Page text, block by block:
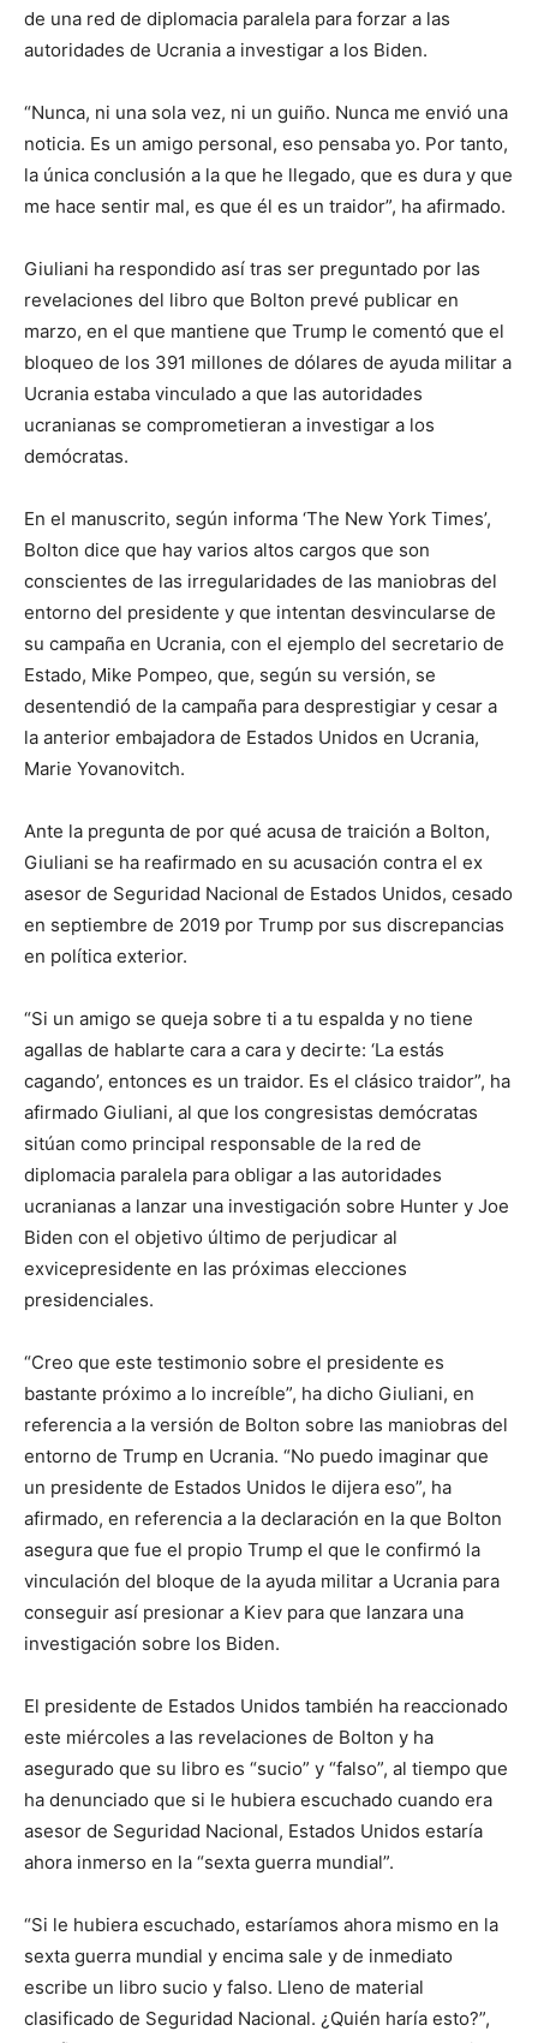
de una red de diplomacia paralela para forzar a las
autoridades de Ucrania a investigar a los Biden.
“Nunca, ni una sola vez, ni un guiño. Nunca me envió una
noticia. Es un amigo personal, eso pensaba yo. Por tanto,
la única conclusión a la que he llegado, que es dura y que
me hace sentir mal, es que él es un traidor”, ha afirmado.
Giuliani ha respondido así tras ser preguntado por las
revelaciones del libro que Bolton prevé publicar en
marzo, en el que mantiene que Trump le comentó que el
bloqueo de los 391 millones de dólares de ayuda militar a
Ucrania estaba vinculado a que las autoridades
ucranianas se comprometieran a investigar a los
demócratas.
En el manuscrito, según informa ‘The New York Times’,
Bolton dice que hay varios altos cargos que son
conscientes de las irregularidades de las maniobras del
entorno del presidente y que intentan desvincularse de
su campaña en Ucrania, con el ejemplo del secretario de
Estado, Mike Pompeo, que, según su versión, se
desentendió de la campaña para desprestigiar y cesar a
la anterior embajadora de Estados Unidos en Ucrania,
Marie Yovanovitch.
Ante la pregunta de por qué acusa de traición a Bolton,
Giuliani se ha reafirmado en su acusación contra el ex
asesor de Seguridad Nacional de Estados Unidos, cesado
en septiembre de 2019 por Trump por sus discrepancias
en política exterior.
“Si un amigo se queja sobre ti a tu espalda y no tiene
agallas de hablarte cara a cara y decirte: ‘La estás
cagando’, entonces es un traidor. Es el clásico traidor”, ha
afirmado Giuliani, al que los congresistas demócratas
sitúan como principal responsable de la red de
diplomacia paralela para obligar a las autoridades
ucranianas a lanzar una investigación sobre Hunter y Joe
Biden con el objetivo último de perjudicar al
exvicepresidente en las próximas elecciones
presidenciales.
“Creo que este testimonio sobre el presidente es
bastante próximo a lo increíble”, ha dicho Giuliani, en
referencia a la versión de Bolton sobre las maniobras del
entorno de Trump en Ucrania. “No puedo imaginar que
un presidente de Estados Unidos le dijera eso”, ha
afirmado, en referencia a la declaración en la que Bolton
asegura que fue el propio Trump el que le confirmó la
vinculación del bloque de la ayuda militar a Ucrania para
conseguir así presionar a Kiev para que lanzara una
investigación sobre los Biden.
El presidente de Estados Unidos también ha reaccionado
este miércoles a las revelaciones de Bolton y ha
asegurado que su libro es “sucio” y “falso”, al tiempo que
ha denunciado que si le hubiera escuchado cuando era
asesor de Seguridad Nacional, Estados Unidos estaría
ahora inmerso en la “sexta guerra mundial”.
“Si le hubiera escuchado, estaríamos ahora mismo en la
sexta guerra mundial y encima sale y de inmediato
escribe un libro sucio y falso. Lleno de material
clasificado de Seguridad Nacional. ¿Quién haría esto?”,